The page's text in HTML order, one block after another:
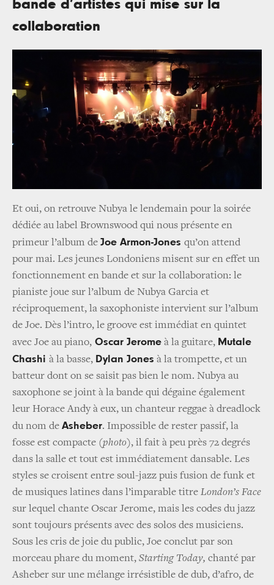
bande d’artistes qui mise sur la
collaboration
Et oui, on retrouve Nubya le lendemain pour la soirée
dédiée au label Brownswood qui nous présente en
primeur l’album de Joe Armon-Jones qu’on attend
pour mai. Les jeunes Londoniens misent sur en effet un
fonctionnement en bande et sur la collaboration: le
pianiste joue sur l’album de Nubya Garcia et
réciproquement, la saxophoniste intervient sur l’album
de Joe. Dès l’intro, le groove est immédiat en quintet
avec Joe au piano, Oscar Jerome à la guitare, Mutale
Chashi à la basse, Dylan Jones à la trompette, et un
batteur dont on se saisit pas bien le nom. Nubya au
saxophone se joint à la bande qui dégaine également
leur Horace Andy à eux, un chanteur reggae à dreadlock
du nom de Asheber. Impossible de rester passif, la
fosse est compacte (photo), il fait à peu près 72 degrés
dans la salle et tout est immédiatement dansable. Les
styles se croisent entre soul-jazz puis fusion de funk et
de musiques latines dans l’imparable titre London’s Face
sur lequel chante Oscar Jerome, mais les codes du jazz
sont toujours présents avec des solos des musiciens.
Sous les cris de joie du public, Joe conclut par son
morceau phare du moment, Starting Today, chanté par
Asheber sur une mélange irrésistible de dub, d’afro, de